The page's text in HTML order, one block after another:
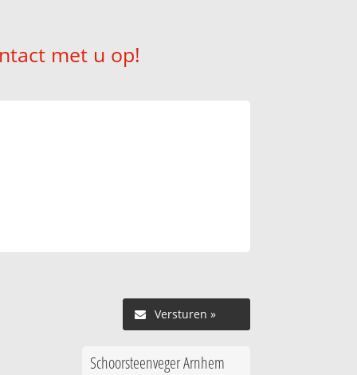
met u op!
Versturen »
Schoorsteenveger Arnhem